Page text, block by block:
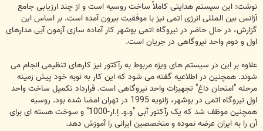
نوشت: این سیستم هدایتی کاملاً ساخت روسیه است و از چند ارزیابی جامع
آژانس بین المللی انرژی اتمی نیز با موفقیت بیرون آمده است. بر اساس این
گزارش، در حال حاضر در نیروگاه اتمی بوشهر کار آماده سازی آزمون آبی مدارهای
اول و دوم واحد نیروگاهی در جریان است.
علاوه بر این در سیستم های ویژه مربوط به رآکتور نیز کارهای تنظیمی انجام می
شوند. همچنین در اطلاعیه گفته می شود که این کار به نوبه خود پیش زمینه
مرحله "امتحان داغ" تجهیزات واحد نیروگاهی است. قرارداد تکمیل ساخت واحد
اول نیروگاه اتمی در بوشهر، ژانویه 1995 در تهران امضا شده بود. روسیه
همچنین موظف شد که یک رآکتور آبی "و.و. اِ.ار-1000" و سوخت هسته ای برای
آن را به ایران عرضه نموده و متخصصین ایرانی را آموزش دهد.